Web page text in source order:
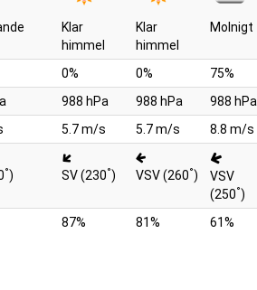
Klar
himmel
Klar
himmel
Molnigt
0% 0% 75%
988 hPa 988 hPa 988 hPa
5.7 m/s 5.7 m/s 8.8 m/s
°) SV (230°) VSV (260°)
VSV
(250°)
87% 81% 61%